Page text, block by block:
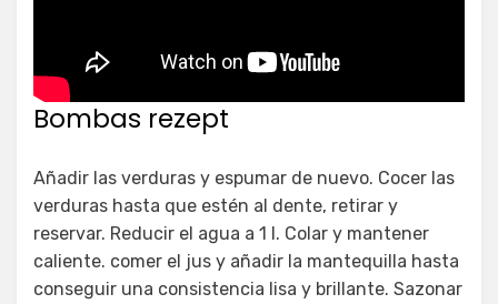
Bombas rezept
Añadir las verduras y espumar de nuevo. Cocer las
verduras hasta que estén al dente, retirar y
reservar. Reducir el agua a 1 l. Colar y mantener
caliente. comer el jus y añadir la mantequilla hasta
conseguir una consistencia lisa y brillante. Sazonar